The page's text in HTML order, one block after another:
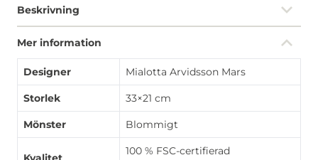
Beskrivning
Mer information
Designer Mialotta Arvidsson Mars
Storlek 33×21 cm
Mönster Blommigt
100 % FSC-certifierad